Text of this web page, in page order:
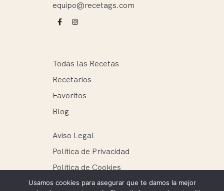
equipo@recetags.com
Todas las Recetas
Recetarios
Favoritos
Blog
Aviso Legal
Política de Privacidad
Política de Cookies
Usamos cookies para asegurar que te damos la mejor